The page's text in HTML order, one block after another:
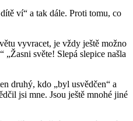
ví“ a tak dále. Proti tomu, co
vyvracet, je vždy ještě možno
světe! Slepá slepice našla
druhý, kdo „byl usvědčen“ a
jsi mne. Jsou ještě mnohé jiné